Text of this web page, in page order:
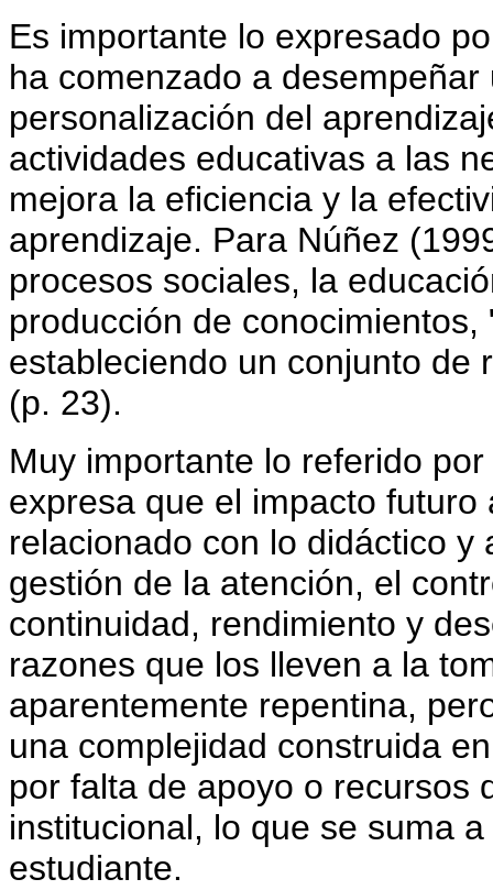
Es importante lo expresado
ha comenzado a
personalización del
actividades educativas a las
mejora la eficiencia y la
aprendizaje. Para Núñez
procesos sociales, la
producción de
estableciendo un conjunto de
(p. 23).
Muy importante lo referido
expresa que el impacto
relacionado con lo didáctico
gestión de la atención, el
continuidad, rendimiento y
razones que los lleven a la
aparentemente repentina,
una complejidad construida
por falta de apoyo o recursos
institucional, lo que se suma
estudiante.